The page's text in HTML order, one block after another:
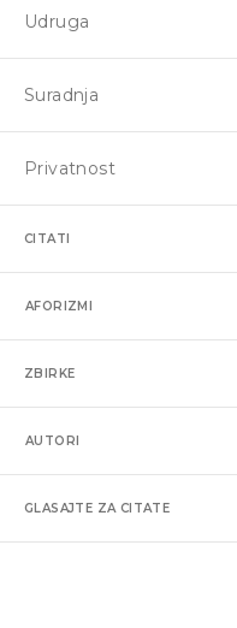
Udruga
Suradnja
Privatnost
CITATI
AFORIZMI
ZBIRKE
AUTORI
GLASAJTE ZA CITATE